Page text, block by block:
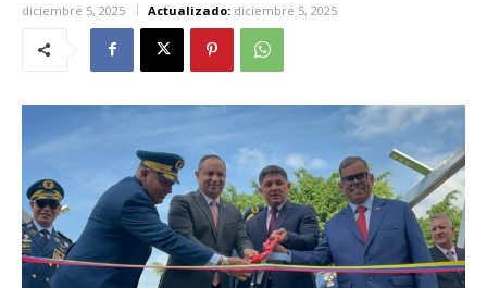
diciembre 5, 2025 Actualizado: diciembre 5, 2025